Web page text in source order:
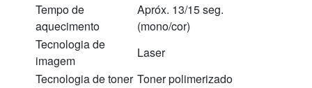
Tempo de
aquecimento
Apróx. 13/15 seg.
(mono/cor)
Tecnologia de
imagem
Laser
Tecnologia de toner Toner polimerizado